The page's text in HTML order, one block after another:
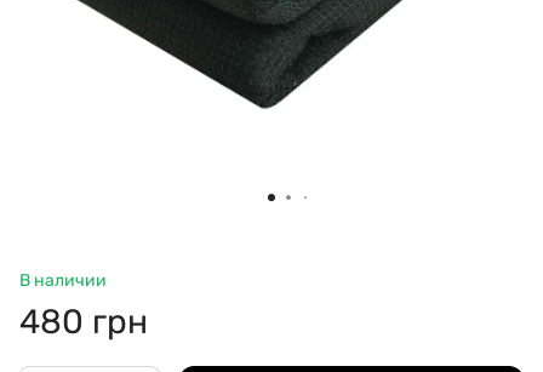
В наличии
480 грн